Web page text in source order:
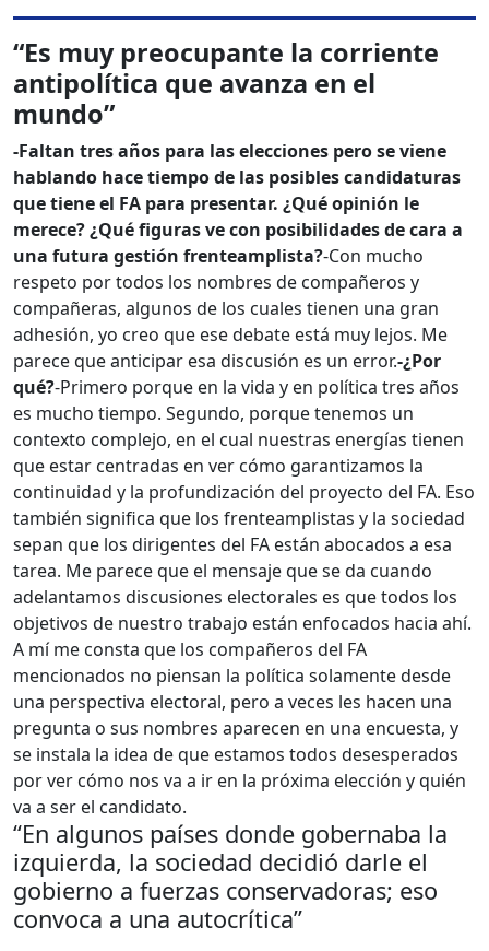
“Es muy preocupante la corriente
antipolítica que avanza en el
mundo”
-Faltan tres años para las elecciones pero se viene
hablando hace tiempo de las posibles candidaturas
que tiene el FA para presentar. ¿Qué opinión le
merece? ¿Qué figuras ve con posibilidades de cara a
una futura gestión frenteamplista?-Con mucho
respeto por todos los nombres de compañeros y
compañeras, algunos de los cuales tienen una gran
adhesión, yo creo que ese debate está muy lejos. Me
parece que anticipar esa discusión es un error.-¿Por
qué?-Primero porque en la vida y en política tres años
es mucho tiempo. Segundo, porque tenemos un
contexto complejo, en el cual nuestras energías tienen
que estar centradas en ver cómo garantizamos la
continuidad y la profundización del proyecto del FA. Eso
también significa que los frenteamplistas y la sociedad
sepan que los dirigentes del FA están abocados a esa
tarea. Me parece que el mensaje que se da cuando
adelantamos discusiones electorales es que todos los
objetivos de nuestro trabajo están enfocados hacia ahí.
A mí me consta que los compañeros del FA
mencionados no piensan la política solamente desde
una perspectiva electoral, pero a veces les hacen una
pregunta o sus nombres aparecen en una encuesta, y
se instala la idea de que estamos todos desesperados
por ver cómo nos va a ir en la próxima elección y quién
va a ser el candidato.
“En algunos países donde gobernaba la
izquierda, la sociedad decidió darle el
gobierno a fuerzas conservadoras; eso
convoca a una autocrítica”